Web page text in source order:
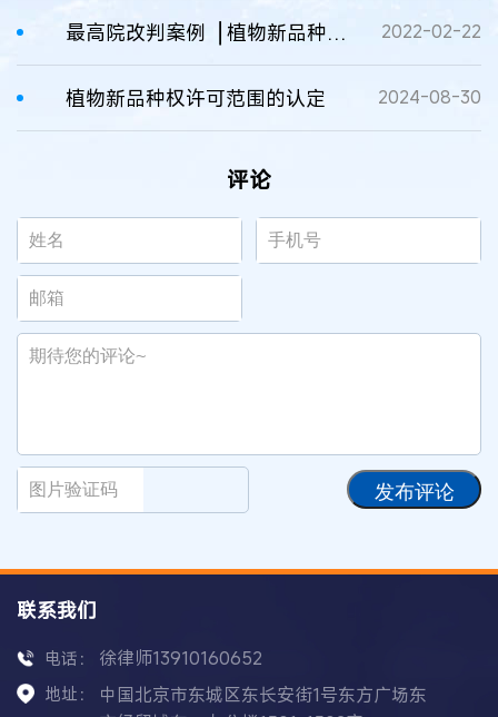
最高院改判案例▕ 植物新品种权纠纷 2022-02-22
植物新品种权许可范围的认定 2024-08-30
评论
发布评论
联系我们
电话： 徐律师13910160652
地址：
中国北京市东城区东长安街1号东方广场东